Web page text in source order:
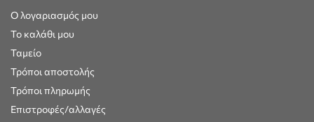
Ο λογαριασμός μου
Το καλάθι μου
Ταμείο
Τρόποι αποστολής
Τρόποι πληρωμής
Επιστροφές/αλλαγές